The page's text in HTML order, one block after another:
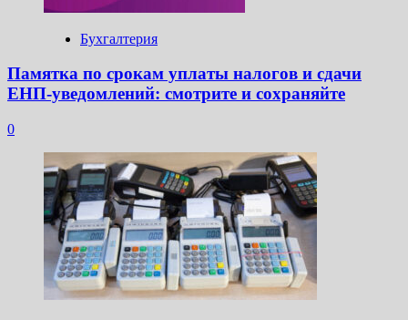
Бухгалтерия
Памятка по срокам уплаты налогов и сдачи
ЕНП-уведомлений: смотрите и сохраняйте
0